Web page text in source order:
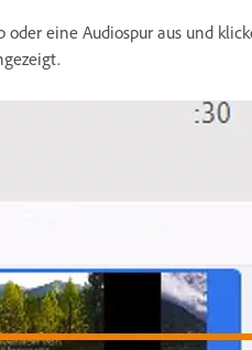
eine Audiospur aus und